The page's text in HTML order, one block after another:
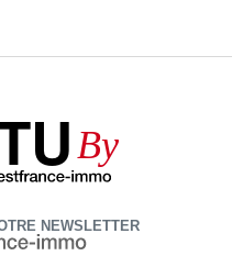
By
NEWSLETTER